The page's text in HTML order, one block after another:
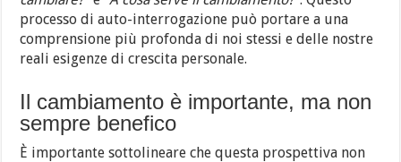
processo di auto-interrogazione può portare a una
comprensione più profonda di noi stessi e delle nostre
reali esigenze di crescita personale.
Il cambiamento è importante, ma non
sempre benefico
È importante sottolineare che questa prospettiva non